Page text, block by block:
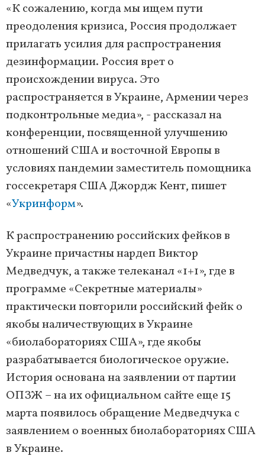
«К сожалению, когда мы ищем пути
преодоления кризиса, Россия продолжает
прилагать усилия для распространения
дезинформации. Россия врет о
происхождении вируса. Это
распространяется в Украине, Армении через
подконтрольные медиа», - рассказал на
конференции, посвященной улучшению
отношений США и восточной Европы в
условиях пандемии заместитель помощника
госсекретаря США Джордж Кент, пишет
«Укринформ».
К распространению российских фейков в
Украине причастны нардеп Виктор
Медведчук, а также телеканал «1+1», где в
программе «Секретные материалы»
практически повторили российский фейк о
якобы наличествующих в Украине
«биолабораториях США», где якобы
разрабатывается биологическое оружие.
История основана на заявлении от партии
ОПЗЖ – на их официальном сайте еще 15
марта появилось обращение Медведчука с
заявлением о военных биолабораториях США
в Украине.